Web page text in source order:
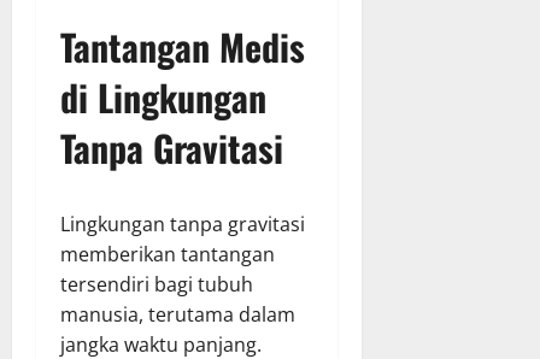
Tantangan Medis
di Lingkungan
Tanpa Gravitasi
Lingkungan tanpa gravitasi
memberikan tantangan
tersendiri bagi tubuh
manusia, terutama dalam
jangka waktu panjang.